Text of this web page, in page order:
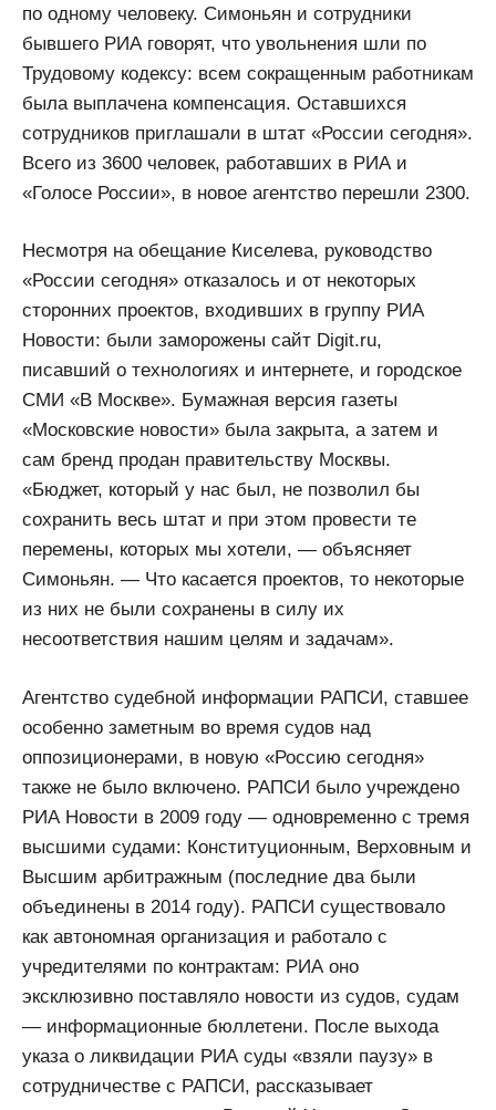
по одному человеку. Симоньян и сотрудники
бывшего РИА говорят, что увольнения шли по
Трудовому кодексу: всем сокращенным работникам
была выплачена компенсация. Оставшихся
сотрудников приглашали в штат «России сегодня».
Всего из 3600 человек, работавших в РИА и
«Голосе России», в новое агентство перешли 2300.
Несмотря на обещание Киселева, руководство
«России сегодня» отказалось и от некоторых
сторонних проектов, входивших в группу РИА
Новости: были заморожены сайт Digit.ru,
писавший о технологиях и интернете, и городское
СМИ «В Москве». Бумажная версия газеты
«Московские новости» была закрыта, а затем и
сам бренд продан правительству Москвы.
«Бюджет, который у нас был, не позволил бы
сохранить весь штат и при этом провести те
перемены, которых мы хотели, — объясняет
Симоньян. — Что касается проектов, то некоторые
из них не были сохранены в силу их
несоответствия нашим целям и задачам».
Агентство судебной информации РАПСИ, ставшее
особенно заметным во время судов над
оппозиционерами, в новую «Россию сегодня»
также не было включено. РАПСИ было учреждено
РИА Новости в 2009 году — одновременно с тремя
высшими судами: Конституционным, Верховным и
Высшим арбитражным (последние два были
объединены в 2014 году). РАПСИ существовало
как автономная организация и работало с
учредителями по контрактам: РИА оно
эксклюзивно поставляло новости из судов, судам
— информационные бюллетени. После выхода
указа о ликвидации РИА суды «взяли паузу» в
сотрудничестве с РАПСИ, рассказывает